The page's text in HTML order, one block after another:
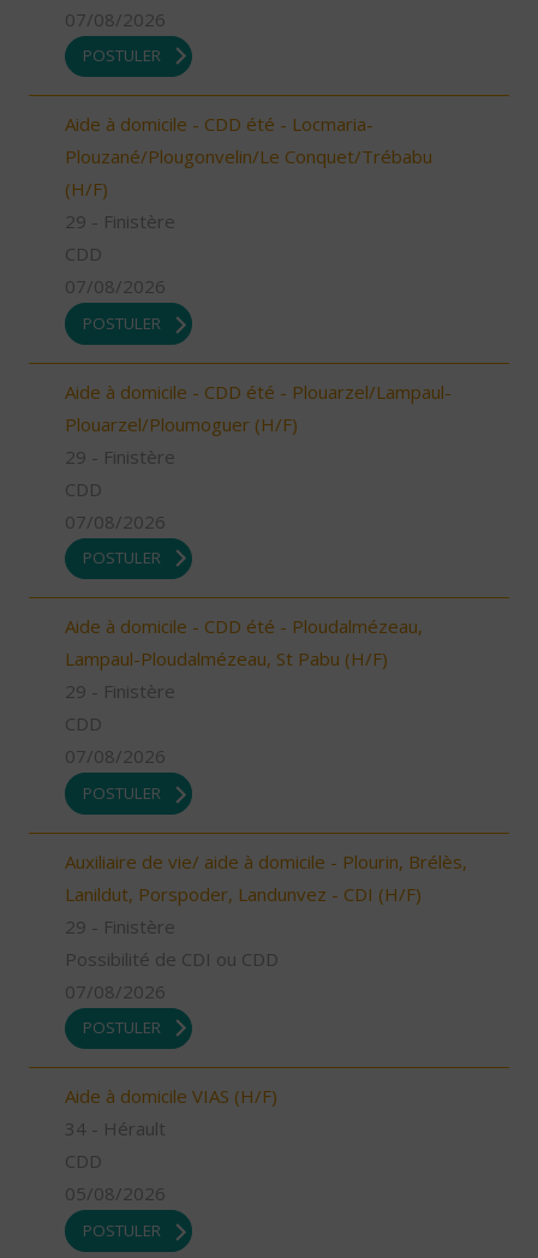
07/08/2026
POSTULER
Aide à domicile - CDD été - Locmaria-
Plouzané/Plougonvelin/Le Conquet/Trébabu
(H/F)
29 - Finistère
CDD
07/08/2026
POSTULER
Aide à domicile - CDD été - Plouarzel/Lampaul-
Plouarzel/Ploumoguer (H/F)
29 - Finistère
CDD
07/08/2026
POSTULER
Aide à domicile - CDD été - Ploudalmézeau,
Lampaul-Ploudalmézeau, St Pabu (H/F)
29 - Finistère
CDD
07/08/2026
POSTULER
Auxiliaire de vie/ aide à domicile - Plourin, Brélès,
Lanildut, Porspoder, Landunvez - CDI (H/F)
29 - Finistère
Possibilité de CDI ou CDD
07/08/2026
POSTULER
Aide à domicile VIAS (H/F)
34 - Hérault
CDD
05/08/2026
POSTULER